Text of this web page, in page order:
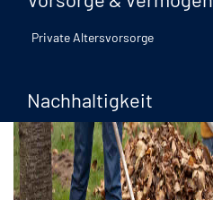
Private Altersvorsorge
Nachhaltigkeit